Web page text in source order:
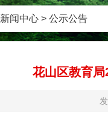
新闻中心 > 公示公告
花山区教育